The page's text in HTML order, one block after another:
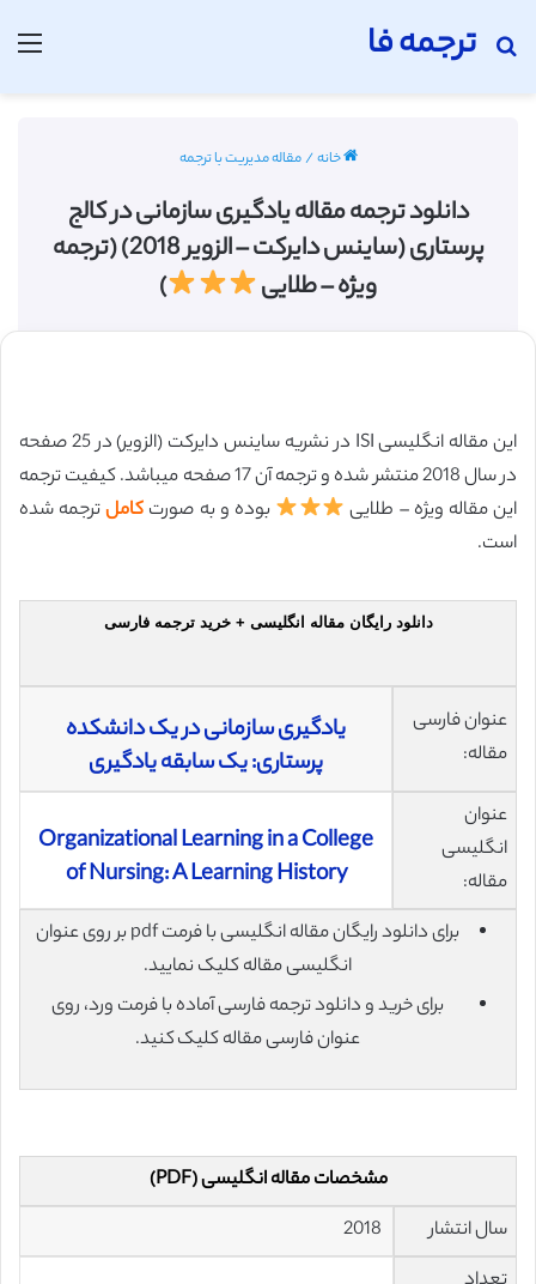
ترجمه فا
جستجو برای
خانه/مقاله مدیریت با ترجمه
دانلود ترجمه مقاله یادگیری سازمانی در کالج
پرستاری (ساینس دایرکت – الزویر 2018) (ترجمه
ویژه – طلایی
)
این مقاله انگلیسی ISI در نشریه ساینس دایرکت (الزویر) در 25 صفحه
در سال 2018 منتشر شده و ترجمه آن 17 صفحه میباشد. کیفیت ترجمه
این مقاله ویژه – طلایی
بوده و به صورت کاملترجمه شده
است.
دانلود رایگان مقاله انگلیسی + خرید ترجمه فارسی
عنوان فارسی
مقاله:
یادگیری سازمانی در یک دانشکده
پرستاری: یک سابقه یادگیری
عنوان
انگلیسی
مقاله:
Organizational Learning in a College
of Nursing: A Learning History
برای دانلود رایگان مقاله انگلیسی با فرمت pdf بر روی عنوان
انگلیسی مقاله کلیک نمایید.
برای خرید و دانلود ترجمه فارسی آماده با فرمت ورد، روی
عنوان فارسی مقاله کلیک کنید.
مشخصات مقاله انگلیسی (PDF)
سال انتشار